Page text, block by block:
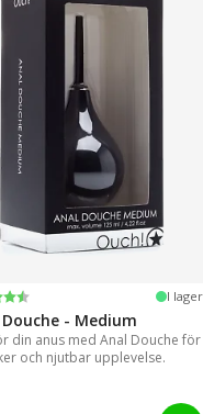
5 stjärnor I lager
- Medium
din anus med Anal Douche för
och njutbar upplevelse.